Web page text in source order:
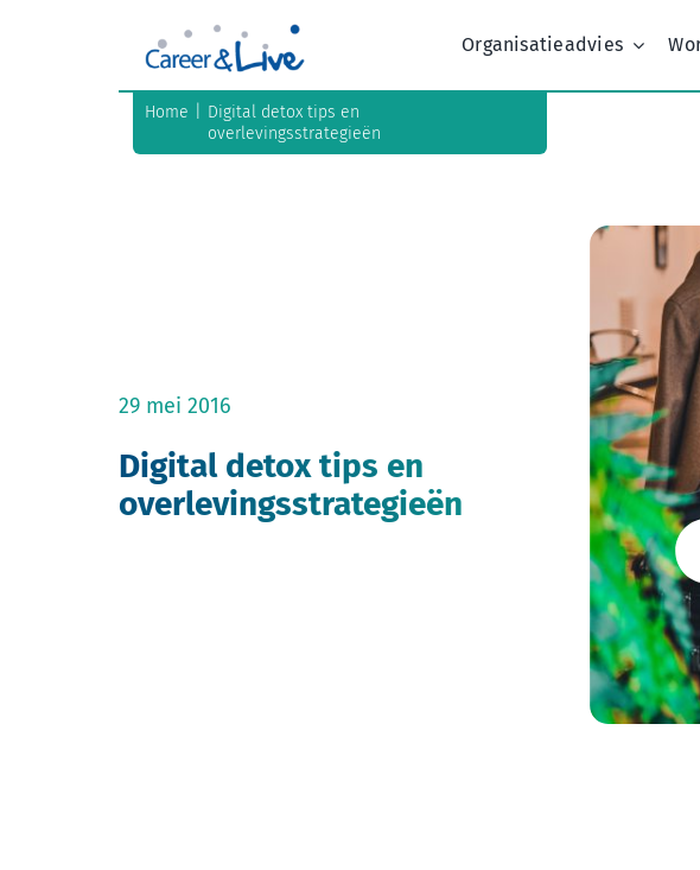
Organisatieadvies
Home
Digital detox tips en
overlevingsstrategieën
29 mei 2016
Digital detox tips en
overlevingsstrategieën